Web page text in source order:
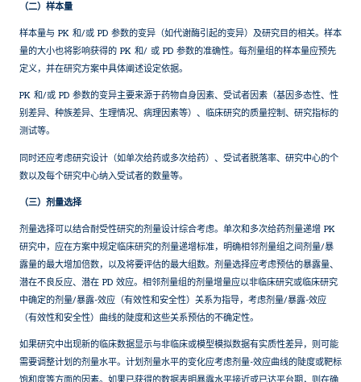
（二）样本量
样本量与 PK 和/或 PD 参数的变异（如代谢酶引起的变异）及研究目的相关。样本
量的大小也将影响获得的 PK 和/ 或 PD 参数的准确性。每剂量组的样本量应预先
定义，并在研究方案中具体阐述设定依据。
PK 和/或 PD 参数的变异主要来源于药物自身因素、受试者因素（基因多态性、性
别差异、种族差异、生理情况、病理因素等）、临床研究的质量控制、研究指标的
测试等。
同时还应考虑研究设计（如单次给药或多次给药）、受试者脱落率、研究中心的个
数以及每个研究中心纳入受试者的数量等。
（三）剂量选择
剂量选择可以结合耐受性研究的剂量设计综合考虑。单次和多次给药剂量递增 PK
研究中，应在方案中规定临床研究的剂量递增标准，明确相邻剂量组之间剂量/暴
露量的最大增加倍数，以及将要评估的最大组数。剂量选择应考虑预估的暴露量、
潜在不良反应、潜在 PD 效应。相邻剂量组的剂量增量应以非临床研究或临床研究
中确定的剂量/暴露-效应（有效性和安全性）关系为指导，考虑剂量/暴露-效应
（有效性和安全性）曲线的陡度和这些关系预估的不确定性。
如果研究中出现新的临床数据显示与非临床或模型模拟数据有实质性差异，则可能
需要调整计划的剂量水平。计划剂量水平的变化应考虑剂量-效应曲线的陡度或靶标